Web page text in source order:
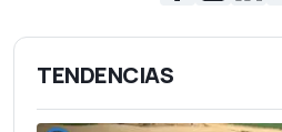
TENDENCIAS